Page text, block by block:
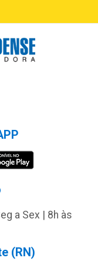
a Sex | 8h às
(RN)